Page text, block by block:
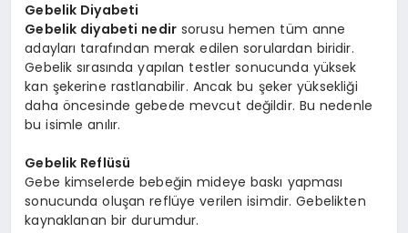
Gebelik Diyabeti
Gebelik diyabeti nedir sorusu hemen tüm anne
adayları tarafından merak edilen sorulardan biridir.
Gebelik sırasında yapılan testler sonucunda yüksek
kan şekerine rastlanabilir. Ancak bu şeker yüksekliği
daha öncesinde gebede mevcut değildir. Bu nedenle
bu isimle anılır.
Gebelik Reflüsü
Gebe kimselerde bebeğin mideye baskı yapması
sonucunda oluşan reflüye verilen isimdir. Gebelikten
kaynaklanan bir durumdur.